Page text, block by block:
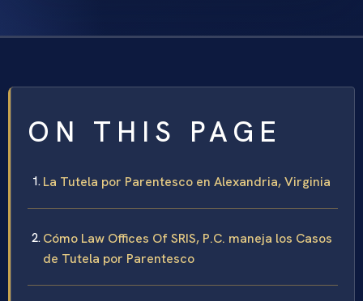
ON THIS PAGE
La Tutela por Parentesco en Alexandria, Virginia
Cómo Law Offices Of SRIS, P.C. maneja los Casos
de Tutela por Parentesco